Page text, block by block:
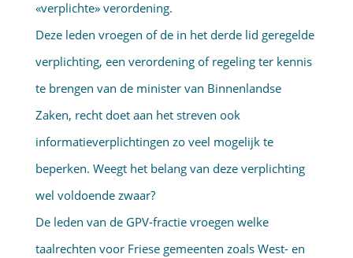
«verplichte» verordening.
Deze leden vroegen of de in het derde lid geregelde
verplichting, een verordening of regeling ter kennis
te brengen van de minister van Binnenlandse
Zaken, recht doet aan het streven ook
informatieverplichtingen zo veel mogelijk te
beperken. Weegt het belang van deze verplichting
wel voldoende zwaar?
De leden van de GPV-fractie vroegen welke
taalrechten voor Friese gemeenten zoals West- en